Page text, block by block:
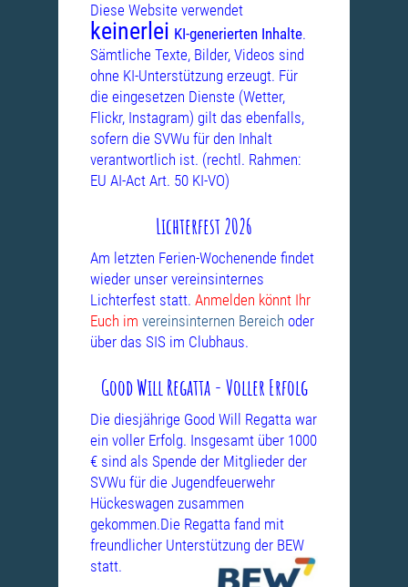
Diese Website verwendet
keinerlei KI-generierten Inhalte.
Sämtliche Texte, Bilder, Videos sind
ohne KI-Unterstützung erzeugt. Für
die eingesetzen Dienste (Wetter,
Flickr, Instagram) gilt das ebenfalls,
sofern die SVWu für den Inhalt
verantwortlich ist. (rechtl. Rahmen:
EU AI-Act Art. 50 KI-VO)
Lichterfest 2026
Am letzten Ferien-Wochenende findet
wieder unser vereinsinternes
Lichterfest statt. Anmelden könnt Ihr
Euch im vereinsinternen Bereich oder
über das SIS im Clubhaus.
Good Will Regatta - Voller Erfolg
Die diesjährige Good Will Regatta war
ein voller Erfolg. Insgesamt über 1000
€ sind als Spende der Mitglieder der
SVWu für die Jugendfeuerwehr
Hückeswagen zusammen
gekommen.Die Regatta fand mit
freundlicher Unterstützung der BEW
statt.